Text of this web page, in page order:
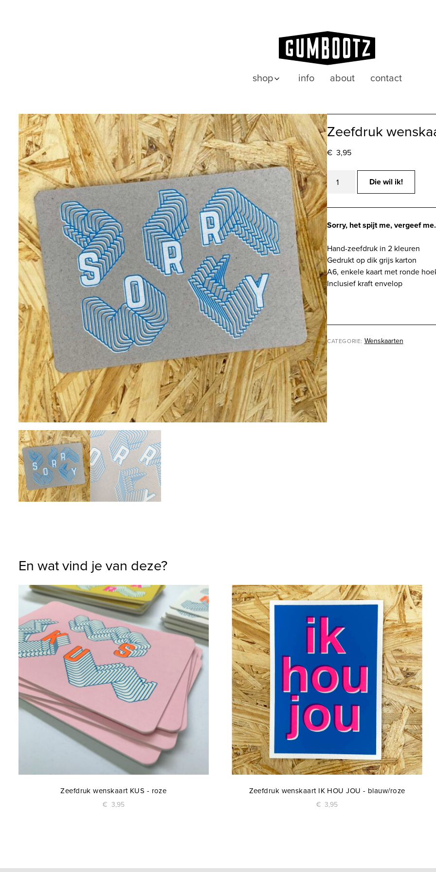
shop
info about contact
Zeefdruk
€ 3,95
Zeefdruk
wenskaart
SORRY
-
grijs
karton
aantal
Die wil ik!
Sorry, het spijt me, vergeef
Hand-zeefdruk in 2 kleuren
Gedrukt op dik grijs karton
A6, enkele kaart met ronde
Inclusief kraft envelop
CATEGORIE: Wenskaarten
En wat vind je van deze?
Zeefdruk wenskaart KUS - roze
€ 3,95
Zeefdruk wenskaart IK HOU JOU - blauw/roze
€ 3,95